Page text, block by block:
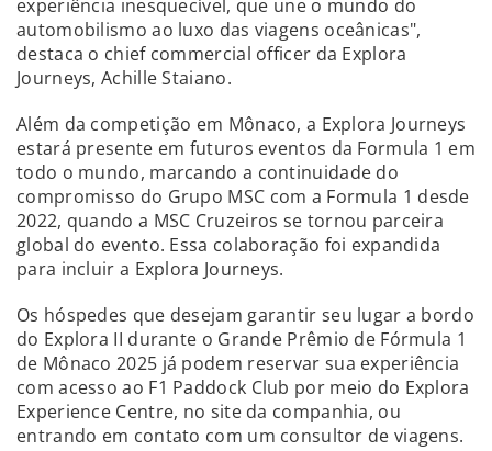
experiência inesquecível, que une o mundo do
automobilismo ao luxo das viagens oceânicas",
destaca o chief commercial officer da Explora
Journeys, Achille Staiano.
Além da competição em Mônaco, a Explora Journeys
estará presente em futuros eventos da Formula 1 em
todo o mundo, marcando a continuidade do
compromisso do Grupo MSC com a Formula 1 desde
2022, quando a MSC Cruzeiros se tornou parceira
global do evento. Essa colaboração foi expandida
para incluir a Explora Journeys.
Os hóspedes que desejam garantir seu lugar a bordo
do Explora II durante o Grande Prêmio de Fórmula 1
de Mônaco 2025 já podem reservar sua experiência
com acesso ao F1 Paddock Club por meio do Explora
Experience Centre, no site da companhia, ou
entrando em contato com um consultor de viagens.